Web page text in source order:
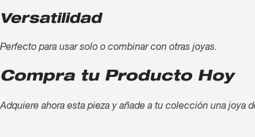
Versatilidad
Perfecto para usar solo o combinar con otras joyas.
Compra tu Producto Hoy
Adquiere ahora esta pieza y añade a tu colección una joya